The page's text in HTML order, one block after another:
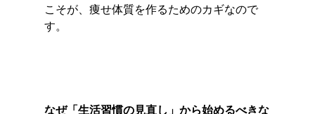
こそが、痩せ体質を作るためのカギなので
す。
なぜ「生活習慣の見直し」から始めるべきな